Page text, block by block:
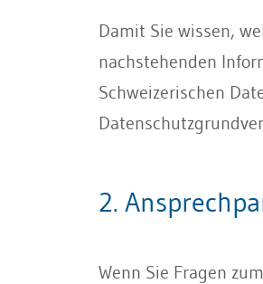
Damit Sie wissen,
nachstehenden
Schweizerischen
2.
Wenn Sie Fragen